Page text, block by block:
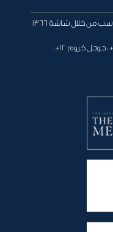
هذا الموقع يمكن تصفحه بالشكل المناسب من خلال شاشة 1366
يدعم مايكروسوفت انترنت اكسبلورر 10+ ، جوجل كروم 12+ ،